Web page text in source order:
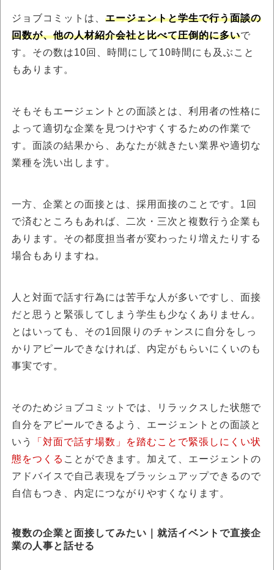
ジョブコミットは、 エージェントと学生で行う面談の
回数が、他の人材紹介会社と比べて圧倒的に多いで
す。その数は10回、時間にして10時間にも及ぶこと
もあります。
そもそもエージェントとの面談とは、利用者の性格に
よって適切な企業を見つけやすくするための作業で
す。面談の結果から、あなたが就きたい業界や適切な
業種を洗い出します。
一方、企業との面接とは、採用面接のことです。1回
で済むところもあれば、二次・三次と複数行う企業も
あります。その都度担当者が変わったり増えたりする
場合もありますね。
人と対面で話す行為には苦手な人が多いですし、面接
だと思うと緊張してしまう学生も少なくありません。
とはいっても、その1回限りのチャンスに自分をしっ
かりアピールできなければ、内定がもらいにくいのも
事実です。
そのためジョブコミットでは、リラックスした状態で
自分をアピールできるよう、エージェントとの面談と
いう
「対面で話す場数」を踏むことで緊張しにくい状
態をつくる ことができます。加えて、エージェントの
アドバイスで自己表現をブラッシュアップできるので
自信もつき、内定につながりやすくなります。
複数の企業と面接してみたい｜就活イベントで直接企
業の人事と話せる